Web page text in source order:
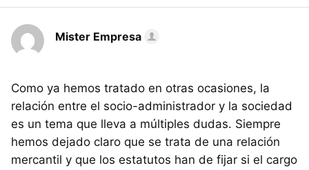
Mister Empresa
Como ya hemos tratado en otras ocasiones, la
relación entre el socio-administrador y la sociedad
es un tema que lleva a múltiples dudas. Siempre
hemos dejado claro que se trata de una relación
mercantil y que los estatutos han de fijar si el cargo